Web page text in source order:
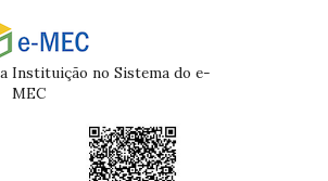
Instituição no Sistema do e-
MEC